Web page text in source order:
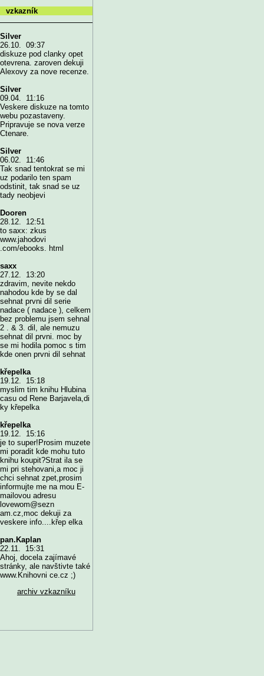
vzkazník
Silver
26.10. 09:37
diskuze pod clanky opet
otevrena. zaroven dekuji
Alexovy za nove recenze.
Silver
09.04. 11:16
Veskere diskuze na tomto
webu pozastaveny.
Pripravuje se nova verze
Ctenare.
Silver
06.02. 11:46
Tak snad tentokrat se mi
uz podarilo ten spam
odstinit, tak snad se uz
tady neobjevi
Dooren
28.12. 12:51
to saxx: zkus
www.jahodovi
.com/ebooks. html
saxx
27.12. 13:20
zdravim, nevite nekdo
nahodou kde by se dal
sehnat prvni dil serie
nadace ( nadace ), celkem
bez problemu jsem sehnal
2 . & 3. dil, ale nemuzu
sehnat dil prvni. moc by
se mi hodila pomoc s tim
kde onen prvni dil sehnat
křepelka
19.12. 15:18
myslim tim knihu Hlubina
casu od Rene Barjavela,di
ky křepelka
křepelka
19.12. 15:16
je to super!Prosim muzete
mi poradit kde mohu tuto
knihu koupit?Strat ila se
mi pri stehovani,a moc ji
chci sehnat zpet,prosim
informujte me na mou E-
mailovou adresu
lovewom@sezn
am.cz,moc dekuji za
veskere info....křep elka
pan.Kaplan
22.11. 15:31
Ahoj, docela zajímavé
stránky, ale navštivte také
www.Knihovni ce.cz ;)
archiv vzkazníku